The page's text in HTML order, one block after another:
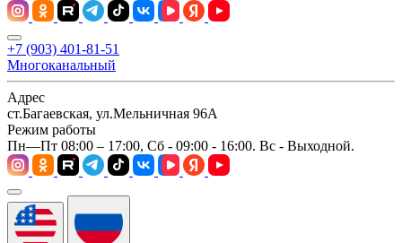
+7 (903) 401-81-51
Многоканальный
Адрес
ст.Багаевская, ул.Мельничная 96А
Режим работы
Пн—Пт 08:00 – 17:00, Сб - 09:00 - 16:00. Вс - Выходной.